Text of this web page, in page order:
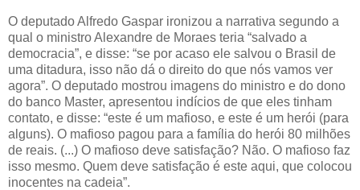
O deputado Alfredo Gaspar ironizou a narrativa segundo a
qual o ministro Alexandre de Moraes teria “salvado a
democracia”, e disse: “se por acaso ele salvou o Brasil de
uma ditadura, isso não dá o direito do que nós vamos ver
agora”. O deputado mostrou imagens do ministro e do dono
do banco Master, apresentou indícios de que eles tinham
contato, e disse: “este é um mafioso, e este é um herói (para
alguns). O mafioso pagou para a família do herói 80 milhões
de reais. (...) O mafioso deve satisfação? Não. O mafioso faz
isso mesmo. Quem deve satisfação é este aqui, que colocou
inocentes na cadeia”.